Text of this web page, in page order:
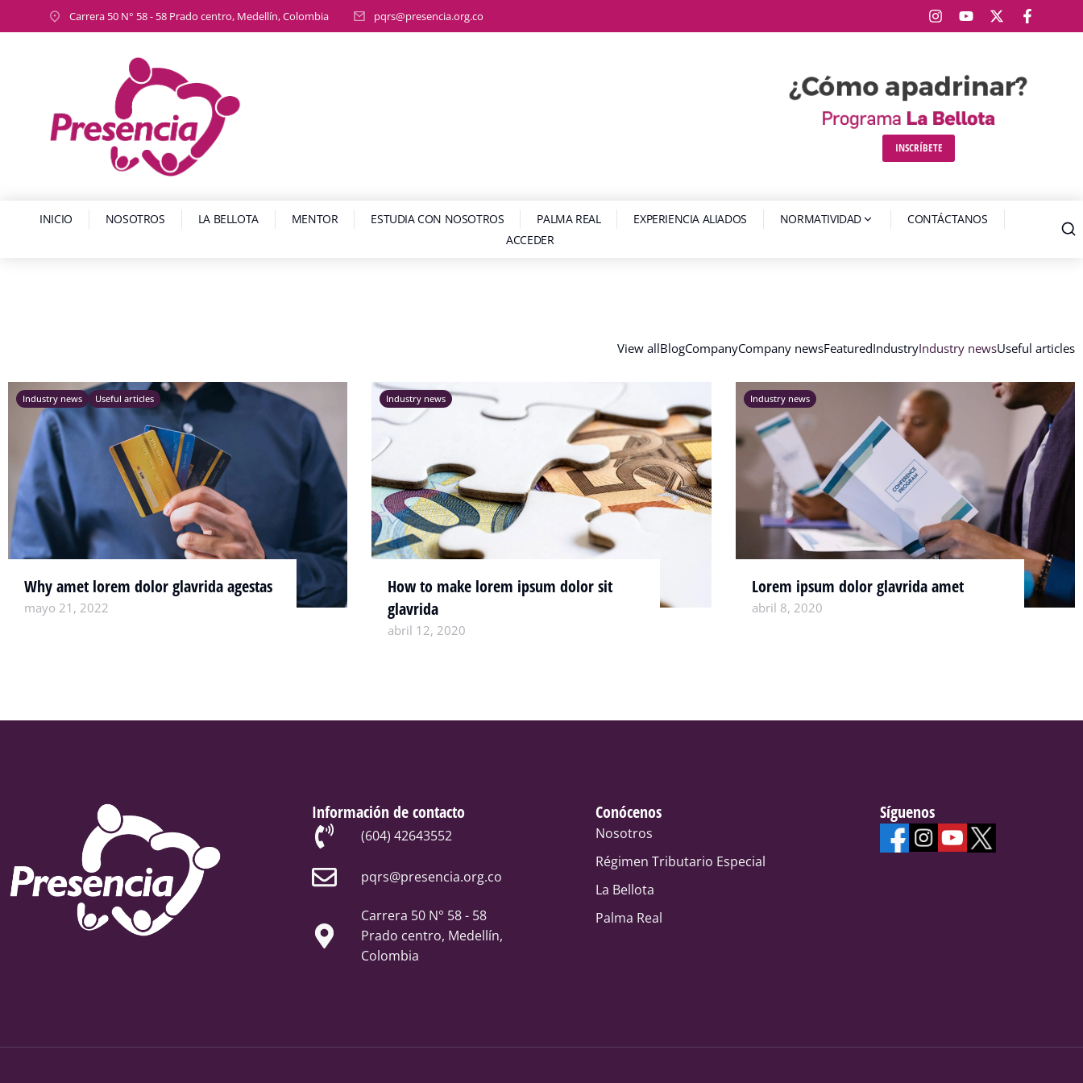
Carrera 50 N° 58 - 58 Prado centro, Medellín, Colombia pqrs@presencia.org.co
INSCRÍBETE
INICIO NOSOTROS LA BELLOTA MENTOR ESTUDIA CON NOSOTROS PALMA REAL EXPERIENCIA ALIADOS NORMATIVIDAD
CONTÁCTANOS
ACCEDER
View allBlogCompanyCompany newsFeaturedIndustryIndustry newsUseful articles
Industry news Useful articles
Why amet lorem dolor glavrida agestas
mayo 21, 2022
Industry news
How to make lorem ipsum dolor sit
glavrida
abril 12, 2020
Industry news
Lorem ipsum dolor glavrida amet
abril 8, 2020
Información de contacto
(604) 42643552
pqrs@presencia.org.co
Carrera 50 N° 58 - 58
Prado centro, Medellín,
Colombia
Conócenos
Nosotros
Régimen Tributario Especial
La Bellota
Palma Real
Síguenos